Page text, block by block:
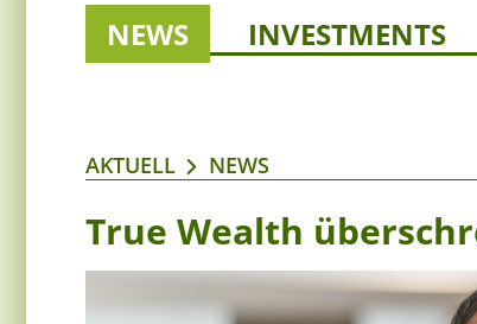
NEWS INVESTMENTS
AKTUELL NEWS
True Wealth